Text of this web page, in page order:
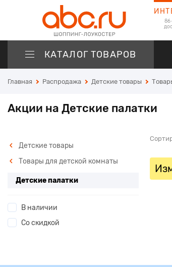
86
КАТАЛОГ ТОВАРОВ
Главная Распродажа Детские товары
Акции на Детские палатки
Детские товары
Товары для детской комнаты
Детские палатки
В наличии
Со скидкой